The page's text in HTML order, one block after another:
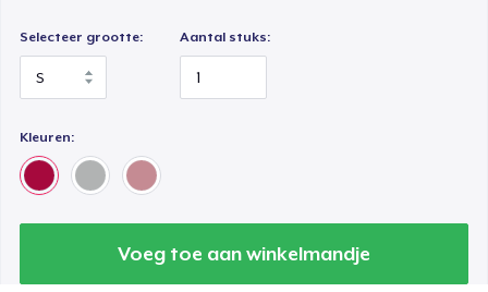
Selecteer grootte: Aantal stuks:
Kleuren:
Voeg toe aan winkelmandje